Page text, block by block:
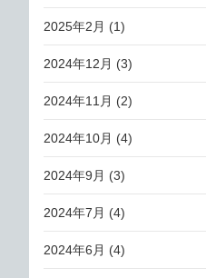
2025年2月 (1)
2024年12月 (3)
2024年11月 (2)
2024年10月 (4)
2024年9月 (3)
2024年7月 (4)
2024年6月 (4)